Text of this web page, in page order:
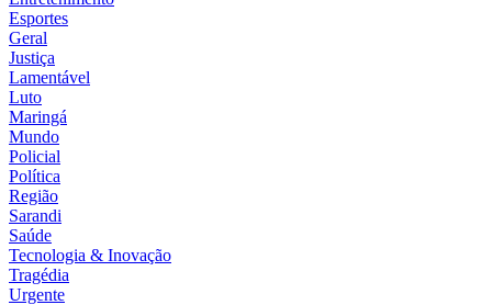
Esportes
Geral
Justiça
Lamentável
Luto
Maringá
Mundo
Policial
Política
Região
Sarandi
Saúde
Tecnologia & Inovação
Tragédia
Urgente